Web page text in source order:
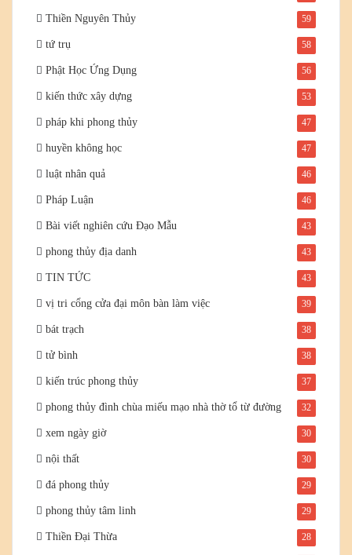
Thiền Nguyên Thủy 59
tứ trụ 58
Phật Học Ứng Dụng 56
kiến thức xây dựng 53
pháp khi phong thủy 47
huyền không học 47
luật nhân quả 46
Pháp Luận 46
Bài viết nghiên cứu Đạo Mẫu 43
phong thủy địa danh 43
TIN TỨC 43
vị tri cổng cửa đại môn bàn làm việc 39
bát trạch 38
tử bình 38
kiến trúc phong thủy 37
phong thủy đình chùa miếu mạo nhà thờ tổ từ đường 32
xem ngày giờ 30
nội thất 30
đá phong thủy 29
phong thủy tâm linh 29
Thiền Đại Thừa 28